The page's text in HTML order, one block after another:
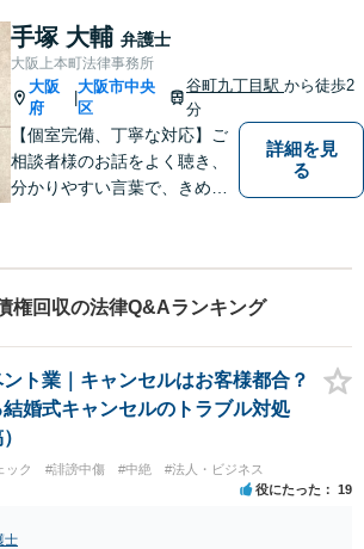
幅広い法律サービスを提供い
たします。お気軽にご相談く
ださい。
手塚 大輔 弁護士
大阪上本町法律事務所
大阪
府
|
大阪市中央
区
谷町九丁目駅から徒歩2
分
【個室完備、丁寧な対応】ご
相談者様のお話をよく聴き、
分かりやすい言葉で、きめ細
ただいた方々が安心して落ち
よう、完全個室をご準備して
おります。どうぞお気軽にご
相談ください。
詳細を見
る
権回収の法律Q&Aランキング
ト業｜キャンセルはお客様都合？
婚式キャンセルのトラブル対処
ック #誹謗中傷 #中絶 #法人・ビジネス
役にたった 19
士